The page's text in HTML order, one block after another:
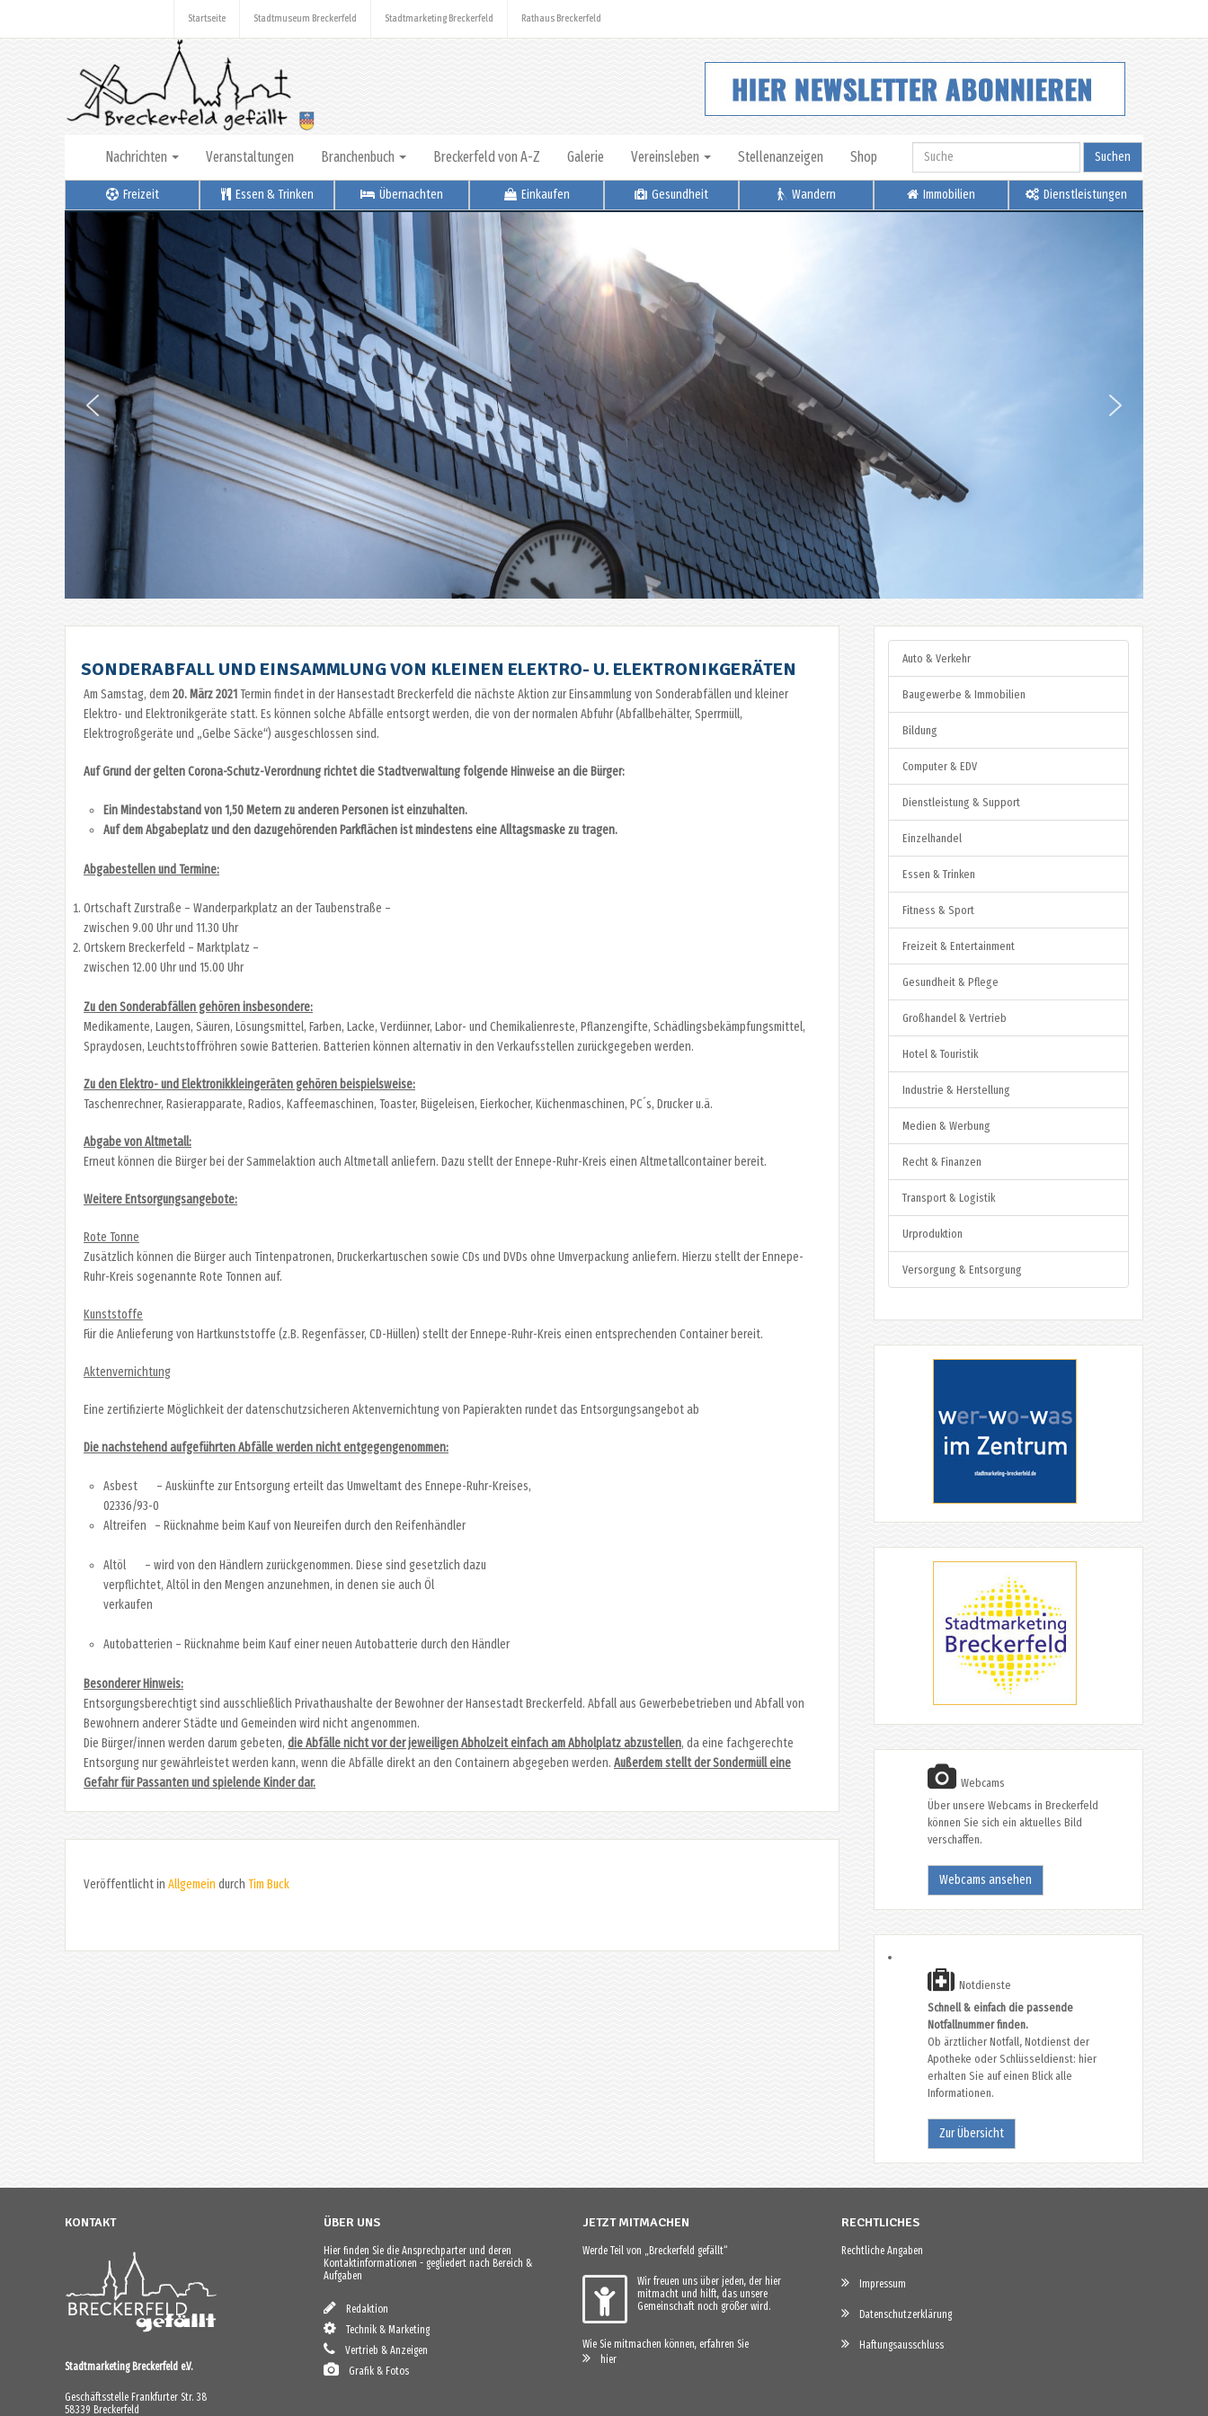
Startseite Stadtmuseum Breckerfeld Stadtmarketing Breckerfeld Rathaus Breckerfeld
Nachrichten Veranstaltungen Branchenbuch Breckerfeld von A-Z Galerie Vereinsleben Stellenanzeigen Shop Suchen
Freizeit Essen & Trinken Übernachten Einkaufen Gesundheit Wandern Immobilien Dienstleistungen
SONDERABFALL UND EINSAMMLUNG VON KLEINEN ELEKTRO- U. ELEKTRONIKGERÄTEN
Am Samstag, dem 20. März 2021Termin findet in der Hansestadt Breckerfeld die nächste Aktion zur Einsammlung von Sonderabfällen und kleiner
Elektro- und Elektronikgeräte statt. Es können solche Abfälle entsorgt werden, die von der normalen Abfuhr (Abfallbehälter, Sperrmüll,
Elektrogroßgeräte und „Gelbe Säcke“) ausgeschlossen sind.
Auf Grund der gelten Corona-Schutz-Verordnung richtet die Stadtverwaltung folgende Hinweise an die Bürger:
Ein Mindestabstand von 1,50 Metern zu anderen Personen ist einzuhalten.
Auf dem Abgabeplatz und den dazugehörenden Parkflächen ist mindestens eine Alltagsmaske zu tragen.
Abgabestellen und Termine:
Ortschaft Zurstraße – Wanderparkplatz an der Taubenstraße –
zwischen 9.00 Uhr und 11.30 Uhr
Ortskern Breckerfeld – Marktplatz –
zwischen 12.00 Uhr und 15.00 Uhr
Zu den Sonderabfällen gehören insbesondere:
Medikamente, Laugen, Säuren, Lösungsmittel, Farben, Lacke, Verdünner, Labor- und Chemikalienreste, Pflanzengifte, Schädlingsbekämpfungsmittel,
Spraydosen, Leuchtstoffröhren sowie Batterien. Batterien können alternativ in den Verkaufsstellen zurückgegeben werden.
Zu den Elektro- und Elektronikkleingeräten gehören beispielsweise:
Taschenrechner, Rasierapparate, Radios, Kaffeemaschinen, Toaster, Bügeleisen, Eierkocher, Küchenmaschinen, PC´s, Drucker u.ä.
Abgabe von Altmetall:
Erneut können die Bürger bei der Sammelaktion auch Altmetall anliefern. Dazu stellt der Ennepe-Ruhr-Kreis einen Altmetallcontainer bereit.
Weitere Entsorgungsangebote:
Rote Tonne
Zusätzlich können die Bürger auch Tintenpatronen, Druckerkartuschen sowie CDs und DVDs ohne Umverpackung anliefern. Hierzu stellt der Ennepe-
Ruhr-Kreis sogenannte Rote Tonnen auf.
Kunststoffe
Für die Anlieferung von Hartkunststoffe (z.B. Regenfässer, CD-Hüllen) stellt der Ennepe-Ruhr-Kreis einen entsprechenden Container bereit.
Aktenvernichtung
Eine zertifizierte Möglichkeit der datenschutzsicheren Aktenvernichtung von Papierakten rundet das Entsorgungsangebot ab
Die nachstehend aufgeführten Abfälle werden nicht entgegengenommen:
Asbest – Auskünfte zur Entsorgung erteilt das Umweltamt des Ennepe-Ruhr-Kreises,
02336/93-0
Altreifen – Rücknahme beim Kauf von Neureifen durch den Reifenhändler
Altöl – wird von den Händlern zurückgenommen. Diese sind gesetzlich dazu
verpflichtet, Altöl in den Mengen anzunehmen, in denen sie auch Öl
verkaufen
Autobatterien – Rücknahme beim Kauf einer neuen Autobatterie durch den Händler
Besonderer Hinweis:
Entsorgungsberechtigt sind ausschließlich Privathaushalte der Bewohner der Hansestadt Breckerfeld. Abfall aus Gewerbebetrieben und Abfall von
Bewohnern anderer Städte und Gemeinden wird nicht angenommen.
Die Bürger/innen werden darum gebeten, die Abfälle nicht vor der jeweiligen Abholzeit einfach am Abholplatz abzustellen, da eine fachgerechte
Entsorgung nur gewährleistet werden kann, wenn die Abfälle direkt an den Containern abgegeben werden. Außerdem stellt der Sondermüll eine
Gefahr für Passanten und spielende Kinder dar.
Veröffentlicht in Allgemein durch Tim Buck
Auto & Verkehr
Baugewerbe & Immobilien
Bildung
Computer & EDV
Dienstleistung & Support
Einzelhandel
Essen & Trinken
Fitness & Sport
Freizeit & Entertainment
Gesundheit & Pflege
Großhandel & Vertrieb
Hotel & Touristik
Industrie & Herstellung
Medien & Werbung
Recht & Finanzen
Transport & Logistik
Urproduktion
Versorgung & Entsorgung
Webcams
Über unsere Webcams in Breckerfeld
können Sie sich ein aktuelles Bild
verschaffen.
Webcams ansehen
Notdienste
Schnell & einfach die passende
Notfallnummer finden.
Ob ärztlicher Notfall, Notdienst der
Apotheke oder Schlüsseldienst: hier
erhalten Sie auf einen Blick alle
Informationen.
Zur Übersicht
KONTAKT
Stadtmarketing Breckerfeld e.V.
Geschäftsstelle Frankfurter Str. 38
58339 Breckerfeld
ÜBER UNS
Hier finden Sie die Ansprechparter und deren
Kontaktinformationen - gegliedert nach Bereich &
Aufgaben
Redaktion
Technik & Marketing
Vertrieb & Anzeigen
Grafik & Fotos
JETZT MITMACHEN
Werde Teil von „Breckerfeld gefällt“
Wir freuen uns über jeden, der hier
mitmacht und hilft, das unsere
Gemeinschaft noch größer wird.
Wie Sie mitmachen können, erfahren Sie
hier
RECHTLICHES
Rechtliche Angaben
Impressum
Datenschutzerklärung
Haftungsausschluss